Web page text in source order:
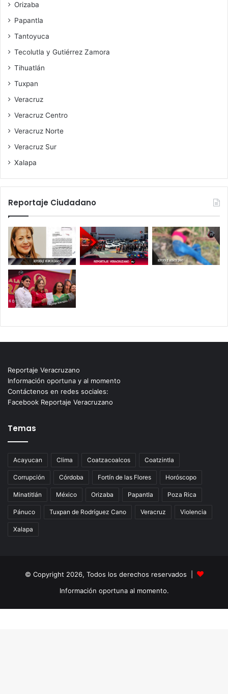
Orizaba
Papantla
Tantoyuca
Tecolutla y Gutiérrez Zamora
Tihuatlán
Tuxpan
Veracruz
Veracruz Centro
Veracruz Norte
Veracruz Sur
Xalapa
Reportaje Ciudadano
Reportaje Veracruzano
Información oportuna y al momento
Contáctenos en redes sociales:
Facebook Reportaje Veracruzano
Temas
Acayucan Clima Coatzacoalcos Coatzintla
Corrupción Córdoba Fortín de las Flores Horóscopo
Minatitlán México Orizaba Papantla Poza Rica
Pánuco Tuxpan de Rodríguez Cano Veracruz Violencia
Xalapa
© Copyright 2026, Todos los derechos reservados |
Información oportuna al momento.